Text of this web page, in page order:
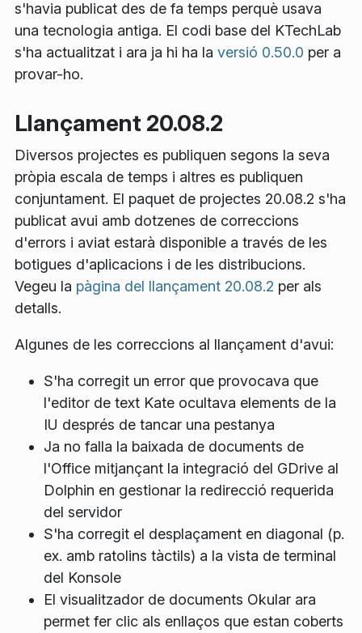
s'havia publicat des de fa temps perquè usava
una tecnologia antiga. El codi base del KTechLab
s'ha actualitzat i ara ja hi ha la versió 0.50.0 per a
provar-ho.
Llançament 20.08.2
Diversos projectes es publiquen segons la seva
pròpia escala de temps i altres es publiquen
conjuntament. El paquet de projectes 20.08.2 s'ha
publicat avui amb dotzenes de correccions
d'errors i aviat estarà disponible a través de les
botigues d'aplicacions i de les distribucions.
Vegeu la pàgina del llançament 20.08.2 per als
detalls.
Algunes de les correccions al llançament d'avui:
S'ha corregit un error que provocava que
l'editor de text Kate ocultava elements de la
IU després de tancar una pestanya
Ja no falla la baixada de documents de
l'Office mitjançant la integració del GDrive al
Dolphin en gestionar la redirecció requerida
del servidor
S'ha corregit el desplaçament en diagonal (p.
ex. amb ratolins tàctils) a la vista de terminal
del Konsole
El visualitzador de documents Okular ara
permet fer clic als enllaços que estan coberts